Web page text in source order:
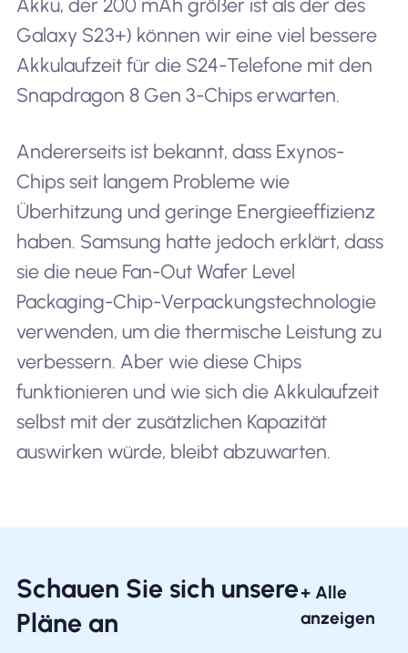
Akku, der 200 mAh größer ist als der des
Galaxy S23+) können wir eine viel bessere
Akkulaufzeit für die S24-Telefone mit den
Snapdragon 8 Gen 3-Chips erwarten.
Andererseits ist bekannt, dass Exynos-
Chips seit langem Probleme wie
Überhitzung und geringe Energieeffizienz
haben. Samsung hatte jedoch erklärt, dass
sie die neue Fan-Out Wafer Level
Packaging-Chip-Verpackungstechnologie
verwenden, um die thermische Leistung zu
verbessern. Aber wie diese Chips
funktionieren und wie sich die Akkulaufzeit
selbst mit der zusätzlichen Kapazität
auswirken würde, bleibt abzuwarten.
Schauen Sie sich unsere
Pläne an
+ Alle
anzeigen